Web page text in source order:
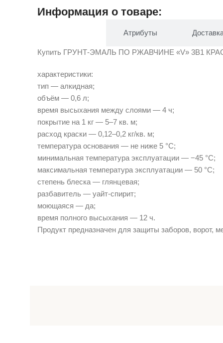
Информация о товаре:
Атрибуты
Купить ГРУНТ-ЭМАЛЬ ПО РЖАВЧИНЕ «V» 3В1
характеристики:
тип — алкидная;
объём — 0,6 л;
время высыхания между слоями — 4 ч;
покрытие на 1 кг — 5–7 кв. м;
расход краски — 0,12–0,2 кг/кв. м;
температура основания — не ниже 5 °С;
минимальная температура эксплуатации — −45 °С;
максимальная температура эксплуатации — 50 °С;
степень блеска — глянцевая;
разбавитель — уайт-спирит;
моющаяся — да;
время полного высыхания — 12 ч.
Продукт предназначен для защиты заборов, ворот,